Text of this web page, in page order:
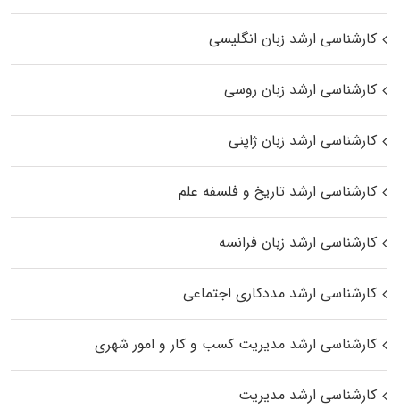
کارشناسی ارشد زبان انگلیسی
کارشناسی ارشد زبان روسی
کارشناسی ارشد زبان ژاپنی
کارشناسی ارشد تاریخ و فلسفه علم
کارشناسی ارشد زبان فرانسه
کارشناسی ارشد مددکاری اجتماعی
کارشناسی ارشد مدیریت کسب و کار و امور شهری
کارشناسی ارشد مدیریت